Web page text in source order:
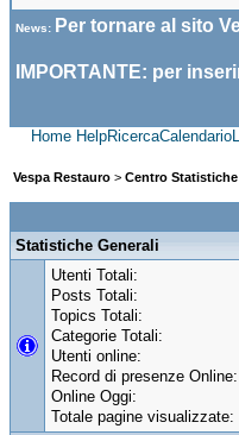
News: Per tornare al sito
IMPORTANTE: per
Home HelpRicercaCalendario
Vespa Restauro > Centro Statistiche
Statistiche Generali
Utenti Totali:
Posts Totali:
Topics Totali:
Categorie Totali:
Utenti online:
Record di presenze Online:
Online Oggi:
Totale pagine visualizzate: